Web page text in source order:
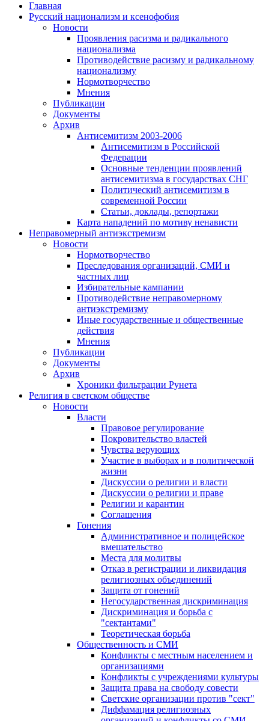
Главная
Русский национализм и ксенофобия
Новости
Проявления расизма и радикального
национализма
Противодействие расизму и радикальному
национализму
Нормотворчество
Мнения
Публикации
Документы
Архив
Антисемитизм 2003-2006
Антисемитизм в Российской
Федерации
Основные тенденции проявлений
антисемитизма в государствах СНГ
Политический антисемитизм в
современной России
Статьи, доклады, репортажи
Карта нападений по мотиву ненависти
Неправомерный антиэкстремизм
Новости
Нормотворчество
Преследования организаций, СМИ и
частных лиц
Избирательные кампании
Противодействие неправомерному
антиэкстремизму
Иные государственные и общественные
действия
Мнения
Публикации
Документы
Архив
Хроники фильтрации Рунета
Религия в светском обществе
Новости
Власти
Правовое регулирование
Покровительство властей
Чувства верующих
Участие в выборах и в политической
жизни
Дискуссии о религии и власти
Дискуссии о религии и праве
Религии и карантин
Соглашения
Гонения
Административное и полицейское
вмешательство
Места для молитвы
Отказ в регистрации и ликвидация
религиозных объединений
Защита от гонений
Негосударственная дискриминация
Дискриминация и борьба с
"сектантами"
Теоретическая борьба
Общественность и СМИ
Конфликты с местным населением и
организациями
Конфликты с учреждениями культуры
Защита права на свободу совести
Светские организации против "сект"
Диффамация религиозных